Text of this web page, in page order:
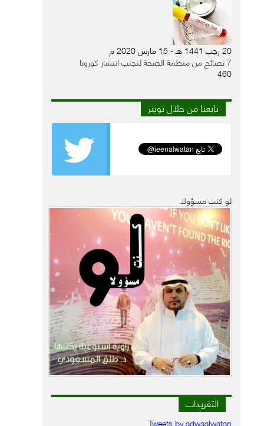
20 رجب 1441 هـ - 15 مارس 2020 م
7 نصائح من منظمة الصحة لتجنب انتشار كورونا
460
تابعنا من خلال تويتر
لو كنت مسؤولا
التغريدات
Tweets by adwaalwatan